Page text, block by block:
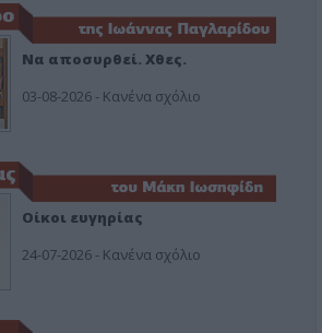
Να αποσυρθεί. Χθες.
03-08-2026 - Κανένα σχόλιο
Οίκοι ευγηρίας
24-07-2026 - Κανένα σχόλιο